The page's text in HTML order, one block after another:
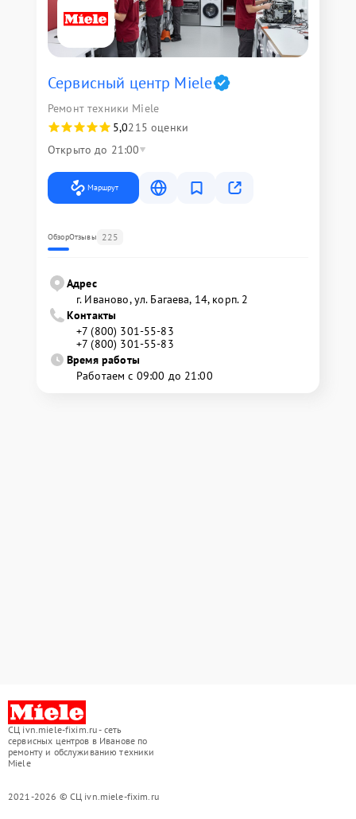
Сервисный центр Miele
Ремонт техники Miele
5,0215 оценки
Открыто до 21:00
Маршрут
ОбзорОтзывы 225
Адрес
г. Иваново, ул. Багаева, 14, корп. 2
Контакты
+7 (800) 301-55-83
+7 (800) 301-55-83
Время работы
Работаем с 09:00 до 21:00
СЦ ivn.miele-fixim.ru - сеть
сервисных центров в Иванове по
ремонту и обслуживанию техники
Miele
2021-2026 © СЦ ivn.miele-fixim.ru